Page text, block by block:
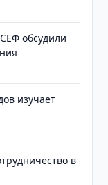
обсудили
изучает
в